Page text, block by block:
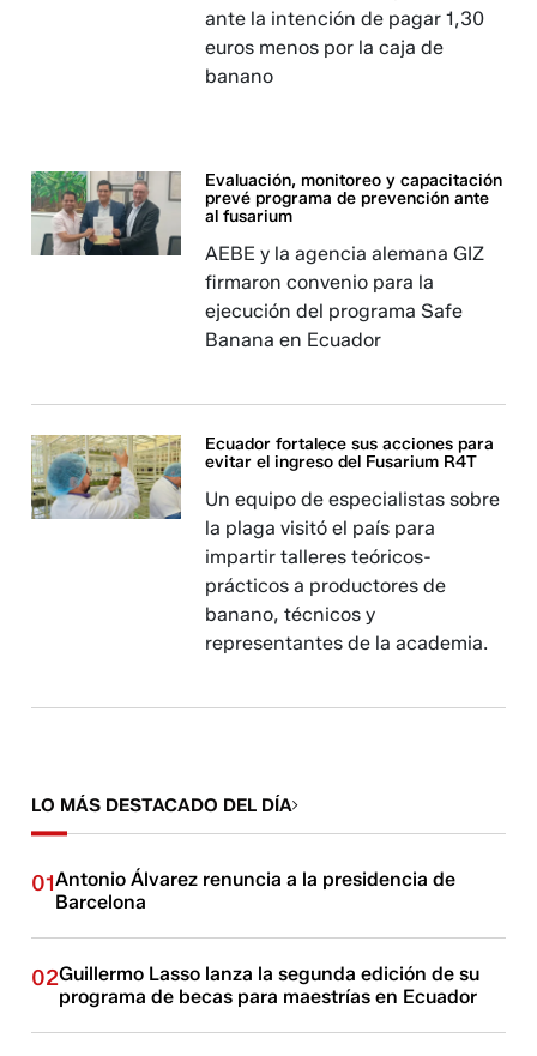
ante la intención de pagar 1,30
euros menos por la caja de
banano
Evaluación, monitoreo y capacitación
prevé programa de prevención ante
al fusarium
AEBE y la agencia alemana GIZ
firmaron convenio para la
ejecución del programa Safe
Banana en Ecuador
Ecuador fortalece sus acciones para
evitar el ingreso del Fusarium R4T
Un equipo de especialistas sobre
la plaga visitó el país para
impartir talleres teóricos-
prácticos a productores de
banano, técnicos y
representantes de la academia.
LO MÁS DESTACADO DEL DÍA
01Antonio Álvarez renuncia a la presidencia de
Barcelona
02Guillermo Lasso lanza la segunda edición de su
programa de becas para maestrías en Ecuador